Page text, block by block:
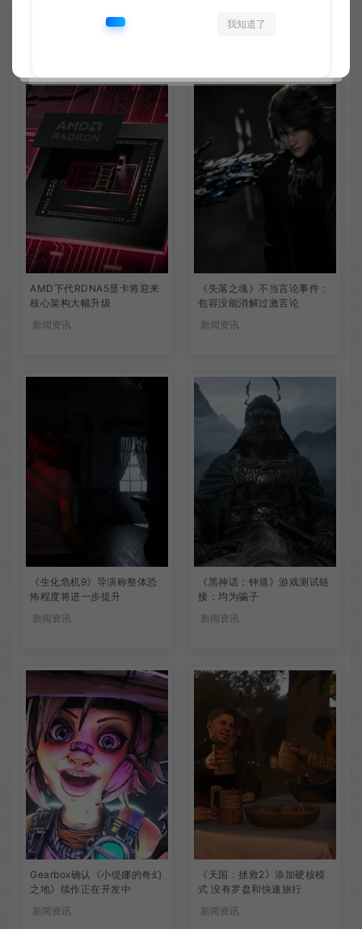
AMD下代RDNA5显卡将迎来
核心架构大幅升级
新闻资讯
《失落之魂》不当言论事件：
包容没能消解过激言论
新闻资讯
《生化危机9》导演称整体恐
怖程度将进一步提升
新闻资讯
《黑神话：钟馗》游戏测试链
接：均为骗子
新闻资讯
Gearbox确认《小缇娜的奇幻
之地》续作正在开发中
新闻资讯
《天国：拯救2》添加硬核模
式 没有罗盘和快速旅行
新闻资讯
我知道了